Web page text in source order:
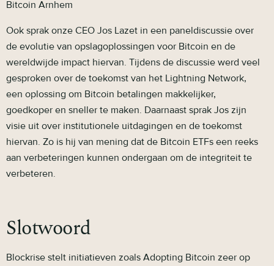
Bitcoin Arnhem
Ook sprak onze CEO Jos Lazet in een paneldiscussie over
de evolutie van opslagoplossingen voor Bitcoin en de
wereldwijde impact hiervan. Tijdens de discussie werd veel
gesproken over de toekomst van het Lightning Network,
een oplossing om Bitcoin betalingen makkelijker,
goedkoper en sneller te maken. Daarnaast sprak Jos zijn
visie uit over institutionele uitdagingen en de toekomst
hiervan. Zo is hij van mening dat de Bitcoin ETFs een reeks
aan verbeteringen kunnen ondergaan om de integriteit te
verbeteren.
Slotwoord
Blockrise stelt initiatieven zoals Adopting Bitcoin zeer op